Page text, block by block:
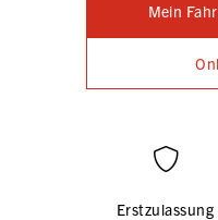
Mein
Erstzulassung